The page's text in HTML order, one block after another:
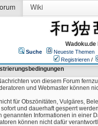
Wiki
Wadoku.de
Suche Neueste Themen
Registrieren /
von diesem Forum
und Webmaster können
für Obszönitäten, Vulgäres,
und dauerhaft gesperrt
Informationen in einer
können nicht dafür